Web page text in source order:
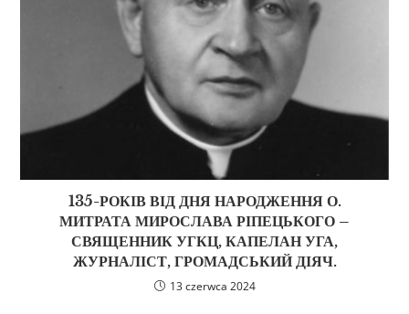
135-РОКІВ ВІД ДНЯ НАРОДЖЕННЯ О.
МИТРАТА МИРОСЛАВА РІПЕЦЬКОГО –
СВЯЩЕННИК УГКЦ, КАПЕЛАН УГА,
ЖУРНАЛІСТ, ГРОМАДСЬКИЙ ДІЯЧ.
13 czerwca 2024